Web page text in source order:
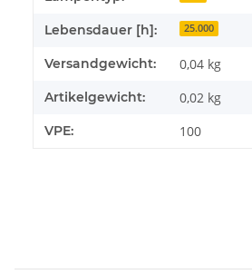
Lebensdauer [h]: 25.000
Versandgewicht: 0,04 kg
Artikelgewicht: 0,02 kg
VPE: 100